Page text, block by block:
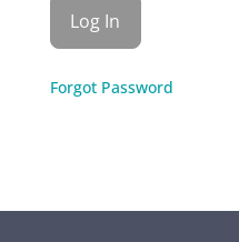
Forgot Password